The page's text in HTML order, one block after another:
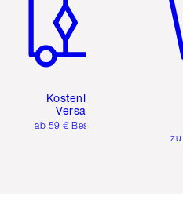
Kostenloser
Versand
ab 59 € Bestellwert
zu